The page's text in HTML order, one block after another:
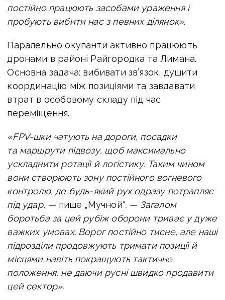
постійно працюють засобами ураження і
пробують вибити нас з певних ділянок».
Паралельно окупанти активно працюють
дронами в районі Райгородка та Лимана.
Основна задача: вибивати зв’язок, душити
координацію між позиціями та завдавати
втрат в особовому складу під час
переміщення.
«FPV-шки чатують на дороги, посадки
та маршрути підвозу, щоб максимально
ускладнити ротації й логістику. Таким чином
вони створюють зону постійного вогневого
контролю, де будь-який рух одразу потрапляє
під удар, — пише „Мучной“. — Загалом
боротьба за цей рубіж оборони триває у дуже
важких умовах. Ворог постійно тисне, але наші
підрозділи продовжують тримати позиції й
місцями навіть покращують тактичне
положення, не даючи русні швидко продавити
цей сектор».